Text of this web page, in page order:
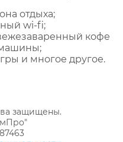
отдыха;
wi-fi;
кофе
и многое другое.
защищены.